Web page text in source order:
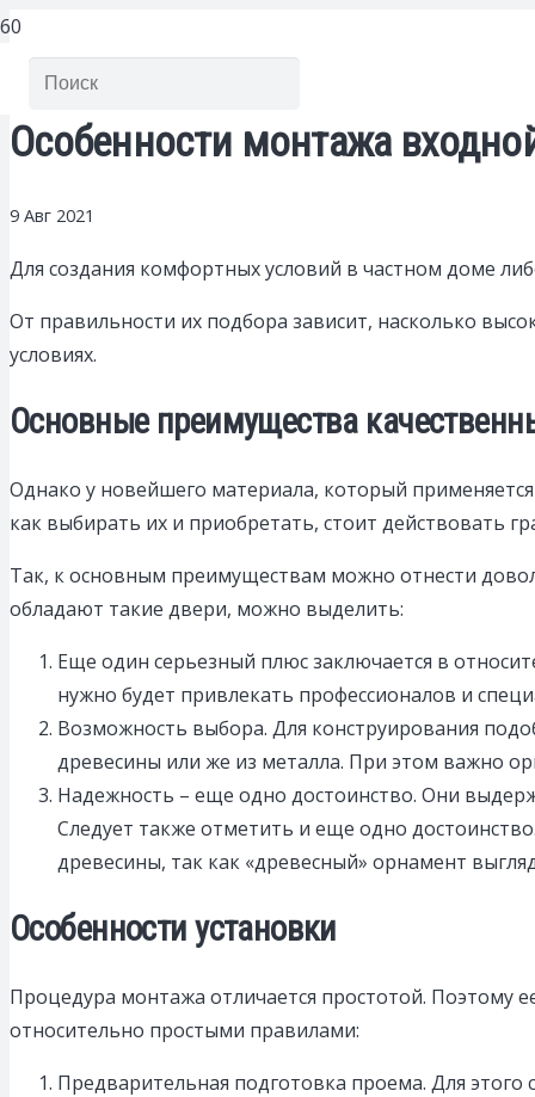
Особенности монтажа
9 Авг 2021
Для создания комфортных условий в частном доме
От правильности их подбора зависит, насколько
условиях.
Основные преимущества
Однако у новейшего материала, который
как выбирать их и приобретать, стоит действовать
Так, к основным преимуществам можно отнести
обладают такие двери, можно выделить:
Еще один серьезный плюс заключается в
нужно будет привлекать профессионалов и
Возможность выбора. Для конструирования
древесины или же из металла. При этом важно
Надежность – еще одно достоинство. Они
Следует также отметить и еще одно
древесины, так как «древесный» орнамент
Особенности установки
Процедура монтажа отличается простотой. Поэтому
относительно простыми правилами:
Предварительная подготовка проема. Для